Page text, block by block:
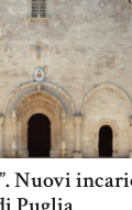
Nuovi